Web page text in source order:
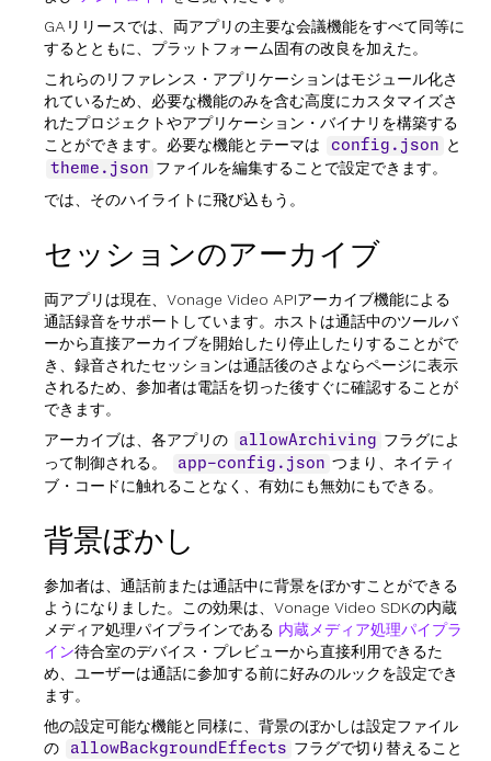
GAリリースでは、両アプリの主要な会議機能をすべて同等に
するとともに、プラットフォーム固有の改良を加えた。
これらのリファレンス・アプリケーションはモジュール化さ
れているため、必要な機能のみを含む高度にカスタマイズさ
れたプロジェクトやアプリケーション・バイナリを構築する
ことができます。必要な機能とテーマは
config.json と
theme.json ファイルを編集することで設定できます。
では、そのハイライトに飛び込もう。
セッションのアーカイブ
両アプリは現在、Vonage Video APIアーカイブ機能による
通話録音をサポートしています。ホストは通話中のツールバ
ーから直接アーカイブを開始したり停止したりすることがで
き、録音されたセッションは通話後のさよならページに表示
されるため、参加者は電話を切った後すぐに確認することが
できます。
アーカイブは、各アプリの
allowArchiving フラグによ
って制御される。
app-config.json つまり、ネイティ
ブ・コードに触れることなく、有効にも無効にもできる。
背景ぼかし
参加者は、通話前または通話中に背景をぼかすことができる
ようになりました。この効果は、Vonage Video SDKの内蔵
メディア処理パイプラインである 内蔵メディア処理パイプラ
イン待合室のデバイス・プレビューから直接利用できるた
め、ユーザーは通話に参加する前に好みのルックを設定でき
ます。
他の設定可能な機能と同様に、背景のぼかしは設定ファイル
の
allowBackgroundEffects フラグで切り替えること